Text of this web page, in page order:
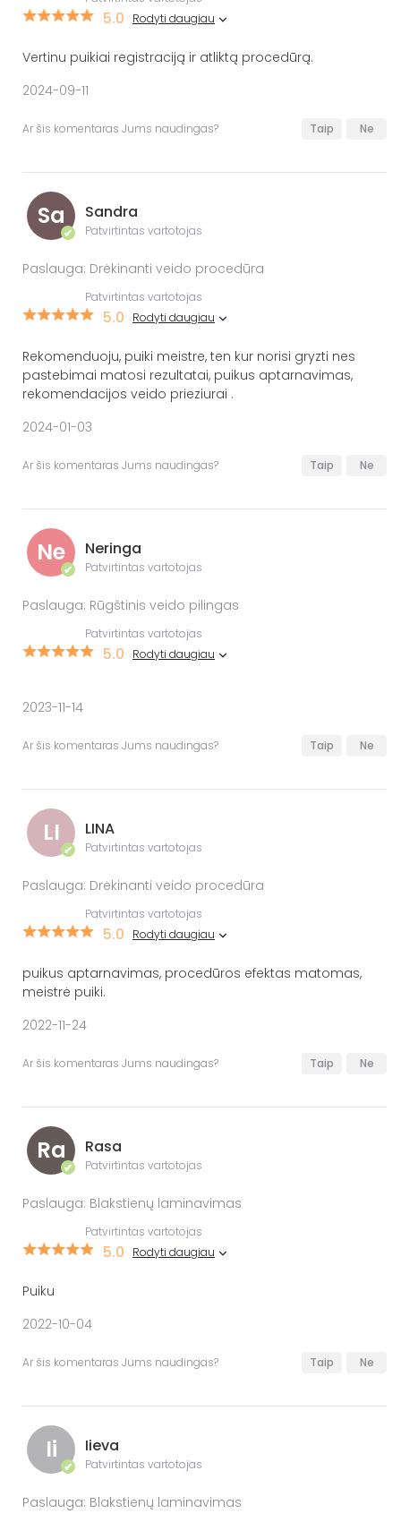
5.0 Rodyti daugiau
Vertinu puikiai registraciją ir atliktą procedūrą.
2024-09-11
Ar šis komentaras Jums naudingas? Taip Ne
Sa
✔
Sandra
Patvirtintas vartotojas
Paslauga: Drėkinanti veido procedūra
Patvirtintas vartotojas
5.0 Rodyti daugiau
Rekomenduoju, puiki meistre, ten kur norisi gryzti nes
pastebimai matosi rezultatai, puikus aptarnavimas,
rekomendacijos veido prieziurai .
2024-01-03
Ar šis komentaras Jums naudingas? Taip Ne
Ne
✔
Neringa
Patvirtintas vartotojas
Paslauga: Rūgštinis veido pilingas
Patvirtintas vartotojas
5.0 Rodyti daugiau
2023-11-14
Ar šis komentaras Jums naudingas? Taip Ne
LI
✔
LINA
Patvirtintas vartotojas
Paslauga: Drėkinanti veido procedūra
Patvirtintas vartotojas
5.0 Rodyti daugiau
puikus aptarnavimas, procedūros efektas matomas,
meistrė puiki.
2022-11-24
Ar šis komentaras Jums naudingas? Taip Ne
Ra
✔
Rasa
Patvirtintas vartotojas
Paslauga: Blakstienų laminavimas
Patvirtintas vartotojas
5.0 Rodyti daugiau
Puiku
2022-10-04
Ar šis komentaras Jums naudingas? Taip Ne
Ii
✔
Iieva
Patvirtintas vartotojas
Paslauga: Blakstienų laminavimas